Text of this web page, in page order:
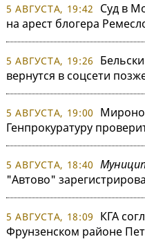
5 АВГУСТА, 19:42
Суд в
на арест блогера
5 АВГУСТА, 19:26
вернутся в соцсети
5 АВГУСТА, 19:00
Генпрокуратуру
5 АВГУСТА, 18:40
"Автово"
5 АВГУСТА, 18:09
КГА
Фрунзенском районе